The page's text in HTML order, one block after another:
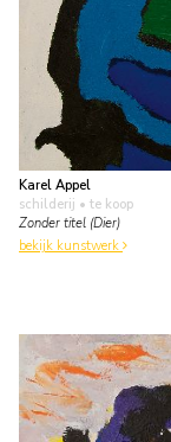
Karel Appel
schilderij • te koop
Zonder titel (Dier)
bekijk kunstwerk